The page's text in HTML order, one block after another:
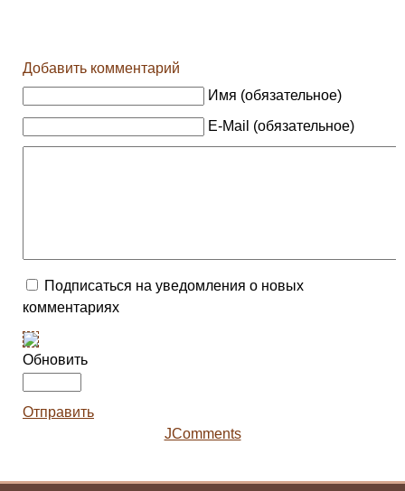
Добавить комментарий
Имя (обязательное)
E-Mail (обязательное)
Подписаться на уведомления о новых
комментариях
Обновить
Отправить
JComments